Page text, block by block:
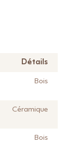
Détails
Bois
Céramique
Bois